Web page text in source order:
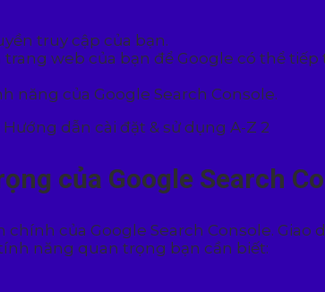
truy cập của bạn.
web của bạn để Google có thể
năng của Google Search Console.
của Google Search
của Google Search Console.
năng quan trọng bạn cần biết: